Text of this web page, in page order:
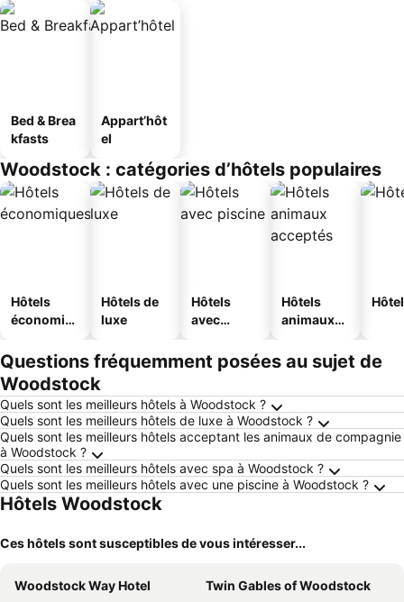
Bed & Brea
kfasts
Appart’hôt
el
Woodstock : catégories d’hôtels populaires
Hôtels
économiq
Hôtels de
luxe
Hôtels
avec
Hôtels
animaux
Questions fréquemment posées au sujet de
Woodstock
Quels sont les meilleurs hôtels à Woodstock ?
Quels sont les meilleurs hôtels de luxe à Woodstock ?
Quels sont les meilleurs hôtels acceptant les animaux de compagnie
à Woodstock ?
Quels sont les meilleurs hôtels avec spa à Woodstock ?
Quels sont les meilleurs hôtels avec une piscine à Woodstock ?
Hôtels Woodstock
Ces hôtels sont susceptibles de vous intéresser...
Woodstock Way Hotel
Twin Gables of Woodstock